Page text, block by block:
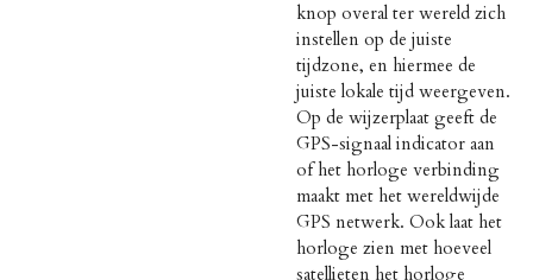
knop overal ter wereld zich
instellen op de juiste
tijdzone, en hiermee de
juiste lokale tijd weergeven.
Op de wijzerplaat geeft de
GPS-signaal indicator aan
of het horloge verbinding
maakt met het wereldwijde
GPS netwerk. Ook laat het
horloge zien met hoeveel
satellieten het horloge